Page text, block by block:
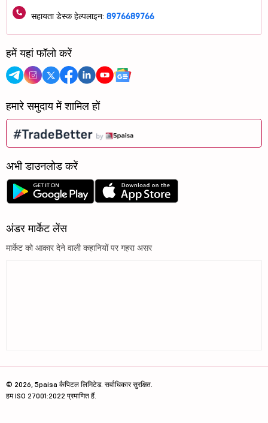
सहायता डेस्क हेल्पलाइन: 8976689766
हमें यहां फॉलो करें
हमारे समुदाय में शामिल हों
अभी डाउनलोड करें
अंडर मार्केट लेंस
मार्केट को आकार देने वाली कहानियों पर गहरा असर
© 2026, 5paisa कैपिटल लिमिटेड. सर्वाधिकार सुरक्षित.
हम ISO 27001:2022 प्रमाणित हैं.